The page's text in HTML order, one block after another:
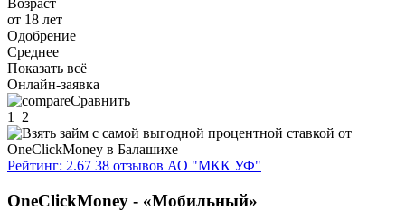
Возраст
от 18 лет
Одобрение
Среднее
Показать всё
Онлайн-заявка
Сравнить
1
2
Рейтинг: 2.67 38 отзывов АО "МКК УФ"
OneClickMoney - «Мобильный»